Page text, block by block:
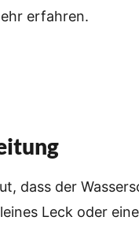
erfahren.
dass der
Leck oder